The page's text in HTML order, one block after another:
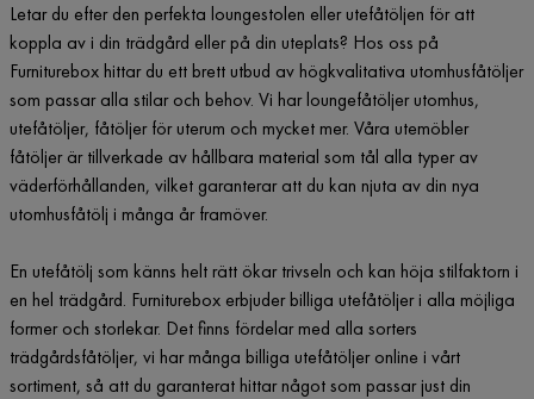
Letar du efter den perfekta loungestolen eller utefåtöljen för att
koppla av i din trädgård eller på din uteplats? Hos oss på
Furniturebox hittar du ett brett utbud av högkvalitativa utomhusfåtöljer
som passar alla stilar och behov. Vi har loungefåtöljer utomhus,
utefåtöljer, fåtöljer för uterum och mycket mer. Våra utemöbler
fåtöljer är tillverkade av hållbara material som tål alla typer av
väderförhållanden, vilket garanterar att du kan njuta av din nya
utomhusfåtölj i många år framöver.
En utefåtölj som känns helt rätt ökar trivseln och kan höja stilfaktorn i
en hel trädgård. Furniturebox erbjuder billiga utefåtöljer i alla möjliga
former och storlekar. Det finns fördelar med alla sorters
trädgårdsfåtöljer, vi har många billiga utefåtöljer online i vårt
sortiment, så att du garanterat hittar något som passar just din